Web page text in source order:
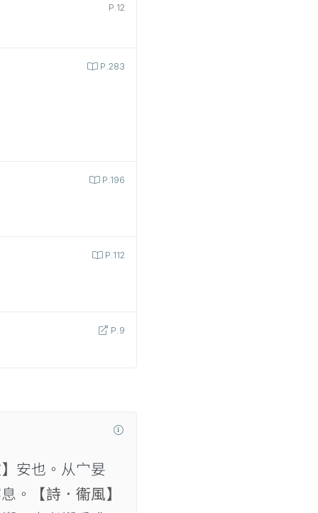
P.12
P.283
P.196
P.112
P.9
安也。从宀妟
。
【詩．衞風】